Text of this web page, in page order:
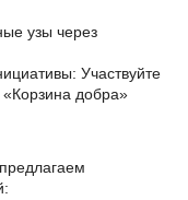
узы через
Участвуйте
добра»